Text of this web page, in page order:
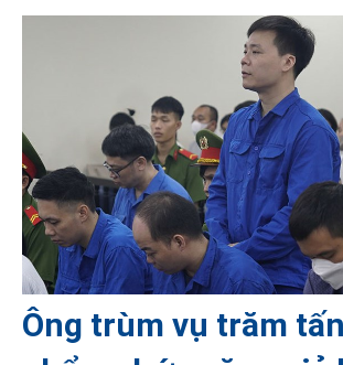
Ông trùm vụ trăm